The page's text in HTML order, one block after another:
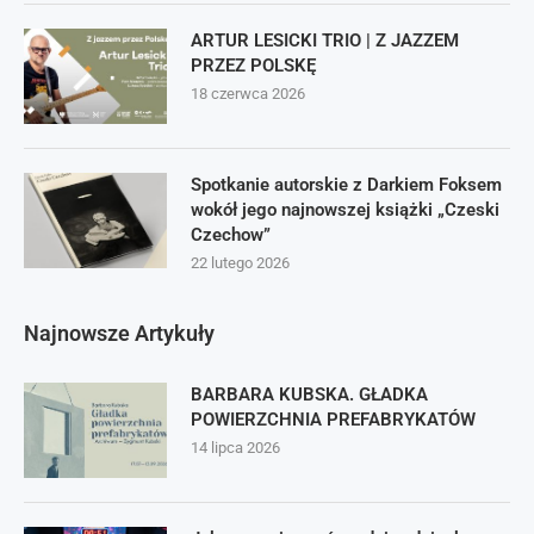
ARTUR LESICKI TRIO | Z JAZZEM
PRZEZ POLSKĘ
18 czerwca 2026
Spotkanie autorskie z Darkiem Foksem
wokół jego najnowszej książki „Czeski
Czechow”
22 lutego 2026
Najnowsze Artykuły
BARBARA KUBSKA. GŁADKA
POWIERZCHNIA PREFABRYKATÓW
14 lipca 2026